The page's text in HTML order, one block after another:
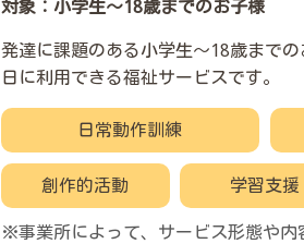
対象：小学生～18歳までのお子様
発達に課題のある小学生～18歳まで
日に利用できる福祉サービスです。
日常動作訓練
創作的活動 学習支援
※事業所によって、サービス形態や内